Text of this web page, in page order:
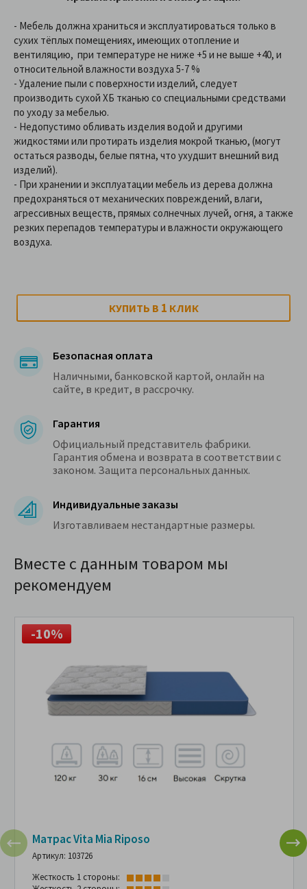
- Мебель должна храниться и эксплуатироваться только в
сухих тёплых помещениях, имеющих отопление и
вентиляцию, при температуре не ниже +5 и не выше +40, и
относительной влажности воздуха 5-7 %
- Удаление пыли с поверхности изделий, следует
производить сухой ХБ тканью со специальными средствами
по уходу за мебелью.
- Недопустимо обливать изделия водой и другими
жидкостями или протирать изделия мокрой тканью, (могут
остаться разводы, белые пятна, что ухудшит внешний вид
изделий).
- При хранении и эксплуатации мебель из дерева должна
предохраняться от механических повреждений, влаги,
агрессивных веществ, прямых солнечных лучей, огня, а также
резких перепадов температуры и влажности окружающего
воздуха.
КУПИТЬ В 1 КЛИК
Безопасная оплата
Наличными, банковской картой, онлайн на
сайте, в кредит, в рассрочку.
Гарантия
Официальный представитель фабрики.
Гарантия обмена и возврата в соответствии с
законом. Защита персональных данных.
Индивидуальные заказы
Изготавливаем нестандартные размеры.
Вместе с данным товаром мы
рекомендуем
-10%
Матрас Vita Mia Riposo
Артикул: 103726
Жесткость 1 стороны: